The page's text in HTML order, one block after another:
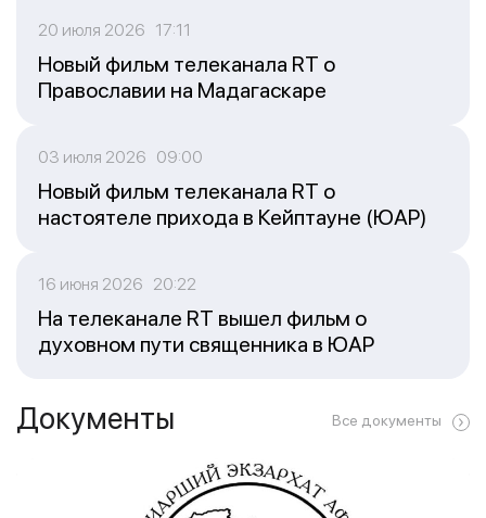
20 июля 2026 17:11
Новый фильм телеканала RT о
Православии на Мадагаскаре
03 июля 2026 09:00
Новый фильм телеканала RT о
настоятеле прихода в Кейптауне (ЮАР)
16 июня 2026 20:22
На телеканале RT вышел фильм о
духовном пути священника в ЮАР
Документы Все документы